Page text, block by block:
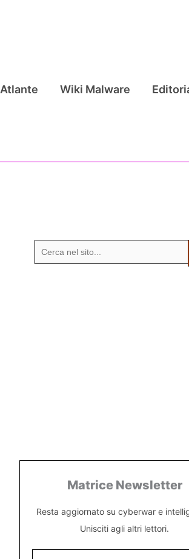
Atlante Wiki Malware
Matrice Newsletter
Resta aggiornato su cyberwar e
Unisciti agli altri lettori.